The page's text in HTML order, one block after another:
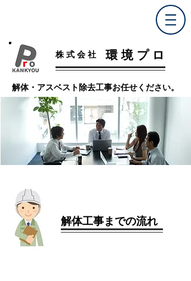
株 式 会 社 ​環 境 プ ロ
解体・アスベスト除去工事​お任せください。
​解体工事までの流れ